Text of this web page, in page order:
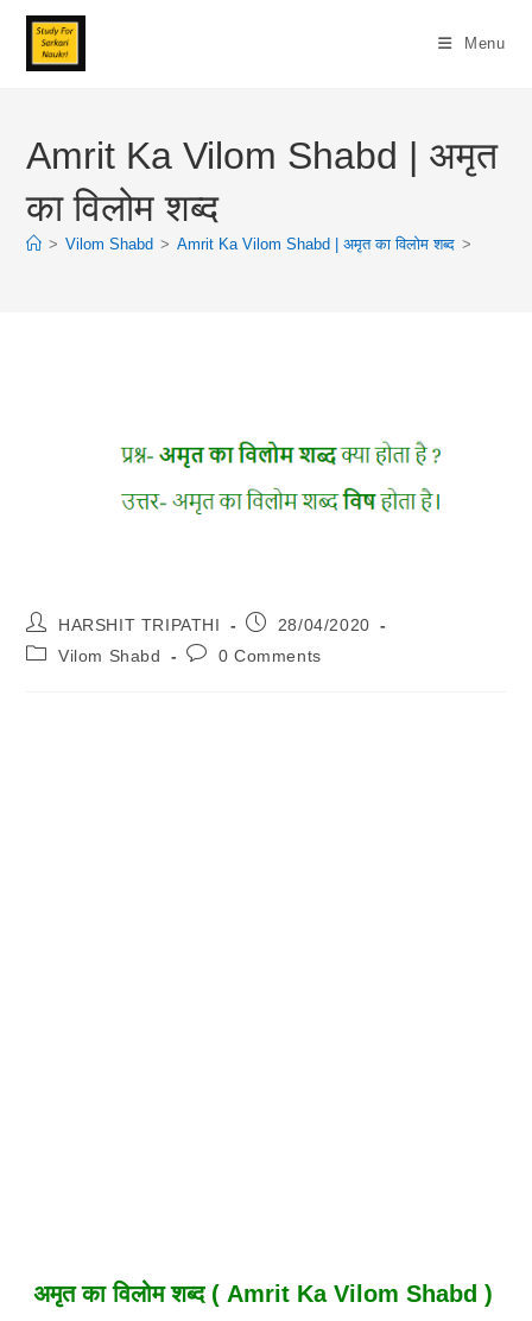
Skip
Content
Menu
Amrit Ka Vilom Shabd | अमृत
का विलोम शब्द
> Vilom Shabd > Amrit Ka Vilom Shabd | अमृत का विलोम शब्द >
Post
Author:
HARSHIT TRIPATHI
Post28/04/2020
PostVilom Shabd
Post0 Comments
अमृत का विलोम शब्द ( Amrit Ka Vilom Shabd )